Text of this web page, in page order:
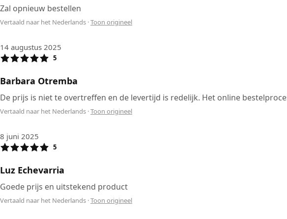
Zal opnieuw bestellen
Vertaald naar het Nederlands ·Toon origineel
14 augustus 2025
5
Barbara Otremba
De prijs is niet te overtreffen en de levertijd is redelijk. Het online
Vertaald naar het Nederlands ·Toon origineel
8 juni 2025
5
Luz Echevarria
Goede prijs en uitstekend product
Vertaald naar het Nederlands ·Toon origineel